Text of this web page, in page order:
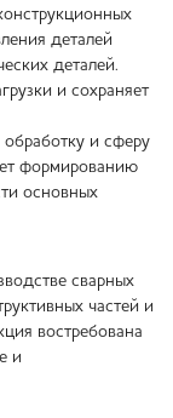
деталей
деталей.
и сохраняет
и сферу
формированию
основных
сварных
частей и
востребована
и